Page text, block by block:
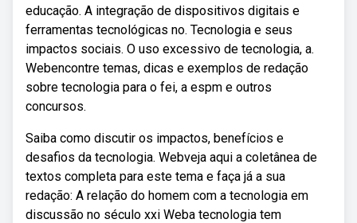
educação. A integração de dispositivos digitais e
ferramentas tecnológicas no. Tecnologia e seus
impactos sociais. O uso excessivo de tecnologia, a.
Webencontre temas, dicas e exemplos de redação
sobre tecnologia para o fei, a espm e outros
concursos.
Saiba como discutir os impactos, benefícios e
desafios da tecnologia. Webveja aqui a coletânea de
textos completa para este tema e faça já a sua
redação: A relação do homem com a tecnologia em
discussão no século xxi Weba tecnologia tem